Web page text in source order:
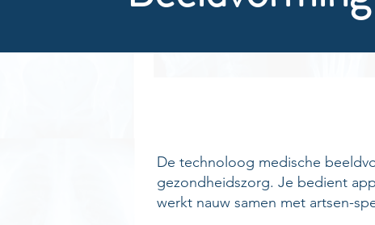
De technoloog medische
gezondheidszorg. Je bedient
werkt nauw samen met artsen-